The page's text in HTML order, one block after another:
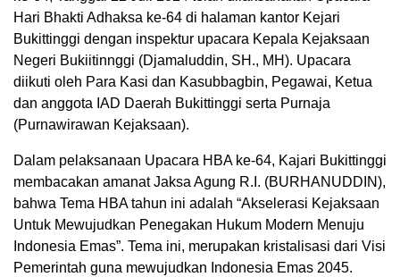
Hari Bhakti Adhaksa ke-64 di halaman kantor Kejari
Bukittinggi dengan inspektur upacara Kepala Kejaksaan
Negeri Bukiitinnggi (Djamaluddin, SH., MH). Upacara
diikuti oleh Para Kasi dan Kasubbagbin, Pegawai, Ketua
dan anggota IAD Daerah Bukittinggi serta Purnaja
(Purnawirawan Kejaksaan).
Dalam pelaksanaan Upacara HBA ke-64, Kajari Bukittinggi
membacakan amanat Jaksa Agung R.I. (BURHANUDDIN),
bahwa Tema HBA tahun ini adalah “Akselerasi Kejaksaan
Untuk Mewujudkan Penegakan Hukum Modern Menuju
Indonesia Emas”. Tema ini, merupakan kristalisasi dari Visi
Pemerintah guna mewujudkan Indonesia Emas 2045.
. Ukuran gambar 480px x 600px